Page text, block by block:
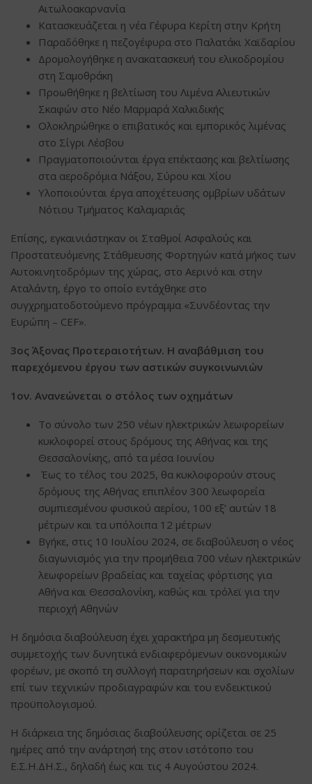
Αιτωλοακαρνανία
Κατασκευάζεται η νέα Γέφυρα Κερίτη στην Κρήτη
Παραδόθηκε η πεζογέφυρα στο Παλατάκι Χαϊδαρίου
Δρομολογήθηκε η ανακατασκευή του ελικοδρομίου
στη Σαμοθράκη
Προωθήθηκε η βελτίωση του Λιμένα Αλιευτικών
Σκαφών στο Νέο Μαρμαρά Χαλκιδικής
Ολοκληρώθηκε ο επιβατικός και εμπορικός λιμένας
στο Σίγρι Λέσβου
Πραγματοποιούνται έργα επέκτασης και βελτίωσης
στα αεροδρόμια Νάξου, Σύρου και Χίου
Υλοποιούνται έργα αποχέτευσης ομβρίων υδάτων
Νότιου Τμήματος Καλαμαριάς
Επίσης, εγκαινιάστηκαν οι Σταθμοί Ασφαλούς και
Προστατευόμενης Στάθμευσης Φορτηγών κατά μήκος των
Αυτοκινητοδρόμων της χώρας, στο Αερινό και στην
Αταλάντη, έργο το οποίο εντάχθηκε στο
συγχρηματοδοτούμενο πρόγραμμα «Συνδέοντας την
Ευρώπη – CEF».
3ος Άξονας Προτεραιοτήτων. Η αναβάθμιση του
παρεχόμενου έργου των αστικών συγκοινωνιών
1ον. Ανανεώνεται ο στόλος των οχημάτων
Το σύνολο των 250 νέων ηλεκτρικών λεωφορείων
κυκλοφορεί στους δρόμους της Αθήνας και της
Θεσσαλονίκης, από τα μέσα Ιουνίου
Έως το τέλος του 2025, θα κυκλοφορούν στους
δρόμους της Αθήνας επιπλέον 300 λεωφορεία
συμπιεσμένου φυσικού αερίου, 100 εξ’ αυτών 18
μέτρων και τα υπόλοιπα 12 μέτρων
Βγήκε, στις 10 Ιουλίου 2024, σε διαβούλευση ο νέος
διαγωνισμός για την προμήθεια 700 νέων ηλεκτρικών
λεωφορείων βραδείας και ταχείας φόρτισης για
Αθήνα και Θεσσαλονίκη, καθώς και τρόλεϊ για την
περιοχή Αθηνών
Η δημόσια διαβούλευση έχει χαρακτήρα μη δεσμευτικής
συμμετοχής των δυνητικά ενδιαφερόμενων οικονομικών
φορέων, με σκοπό τη συλλογή παρατηρήσεων και σχολίων
επί των τεχνικών προδιαγραφών και του ενδεικτικού
προϋπολογισμού.
Η διάρκεια της δημόσιας διαβούλευσης ορίζεται σε 25
ημέρες από την ανάρτησή της στον ιστότοπο του
Ε.Σ.Η.ΔΗ.Σ., δηλαδή έως και τις 4 Αυγούστου 2024.